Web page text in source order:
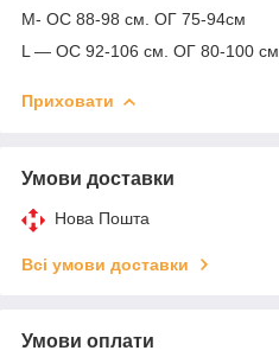
M- ОС 88-98 см. ОГ 75-94см
L — ОС 92-106 см. ОГ 80-100 см
Приховати
Умови доставки
Нова Пошта
Всі умови доставки
Умови оплати